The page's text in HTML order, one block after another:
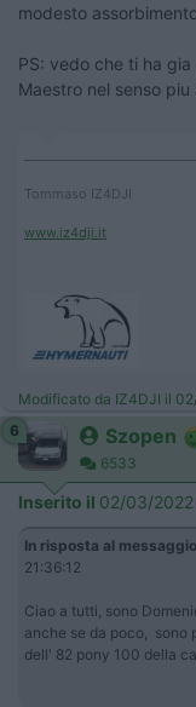
modesto
PS: vedo che ti ha
Maestro nel senso
Tommaso IZ4DJI
www.iz4dji.it
Modificato da IZ4DJI il
6
Szopen
6533
Inserito il 02/03/2022
In risposta al
21:36:12
Ciao a tutti, sono
anche se da poco, sono
dell' 82 pony 100 della